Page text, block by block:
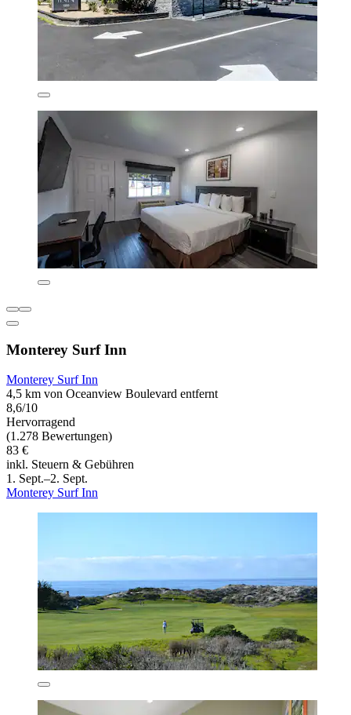
Monterey Surf Inn
Monterey Surf Inn
4,5 km von Oceanview Boulevard entfernt
8,6/10
Hervorragend
(1.278 Bewertungen)
83 €
inkl. Steuern & Gebühren
1. Sept.–2. Sept.
Monterey Surf Inn